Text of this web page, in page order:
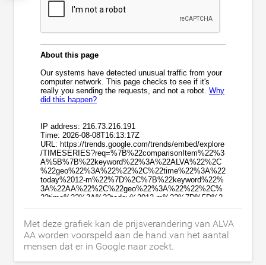
Met deze grafiek kan de prijsverandering van ALVA
AA worden voorspeld aan de hand van het aantal
mensen dat er in Google naar zoekt.